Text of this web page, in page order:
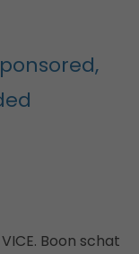
Boon schat